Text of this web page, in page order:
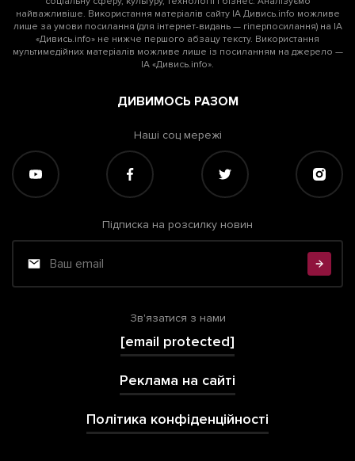
найважливіше. Використання матеріалів сайту ІА Дивись.info можливе
лише за умови посилання (для інтернет-видань — гіперпосилання) на ІА
«Дивись.info» не нижче першого абзацу тексту. Використання
мультимедійних матеріалів можливе лише із посиланням на джерело —
ІА «Дивись.info».
ДИВИМОСЬ РАЗОМ
Наші соц мережі
Підписка на розсилку новин
Зв'язатися з нами
[email protected]
Реклама на сайті
Політика конфіденційності